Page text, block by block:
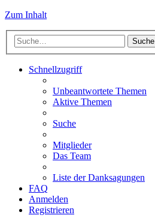
Zum Inhalt
Suche
Schnellzugriff
Unbeantwortete Themen
Aktive Themen
Suche
Mitglieder
Das Team
Liste der Danksagungen
FAQ
Anmelden
Registrieren